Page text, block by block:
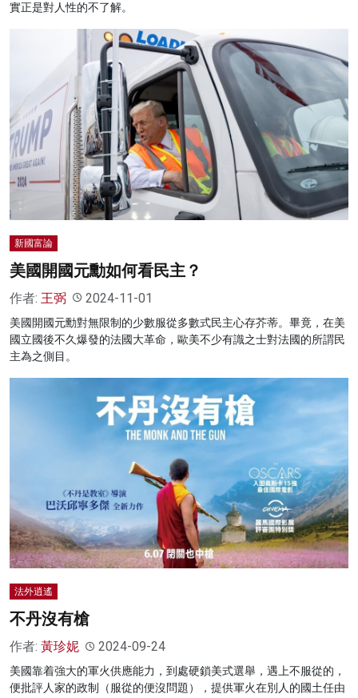
實正是對人性的不了解。
新國富論
美國開國元勳如何看民主？
作者: 王弼 2024-11-01
美國開國元勳對無限制的少數服從多數式民主心存芥蒂。畢竟，在美
國立國後不久爆發的法國大革命，歐美不少有識之士對法國的所謂民
主為之側目。
法外逍遙
不丹沒有槍
作者: 黃珍妮 2024-09-24
美國靠着強大的軍火供應能力，到處硬鎖美式選舉，遇上不服從的，
便批評人家的政制（服從的便沒問題），提供軍火在別人的國土任由